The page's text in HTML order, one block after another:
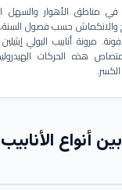
في مناطق الأهوار والسهل
والانكماش حسب فصول
هذه الحركات
أنواع